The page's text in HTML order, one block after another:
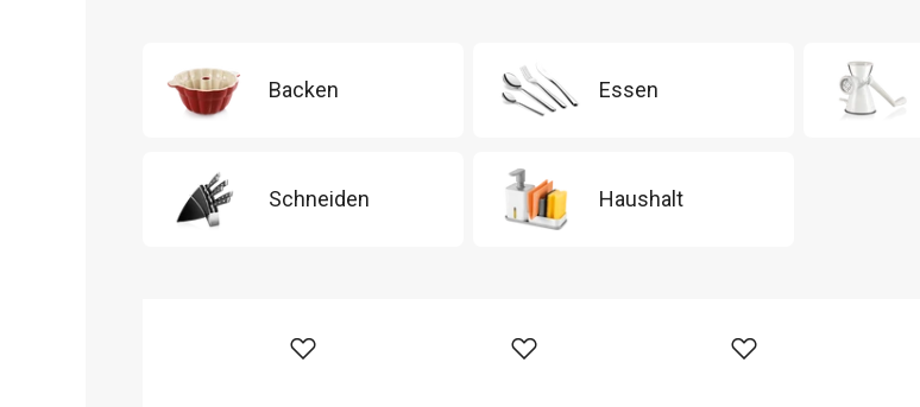
Backen Essen
Schneiden Haushalt